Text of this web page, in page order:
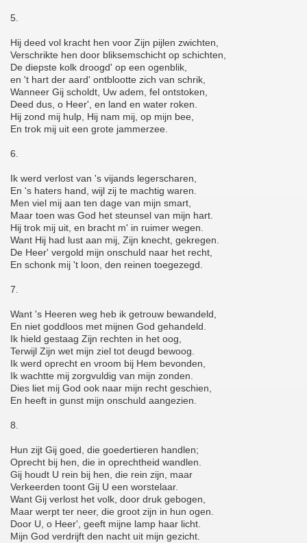
5.
Hij deed vol kracht hen voor Zijn pijlen zwichten,
Verschrikte hen door bliksemschicht op schichten,
De diepste kolk droogd' op een ogenblik,
en 't hart der aard' ontblootte zich van schrik,
Wanneer Gij scholdt, Uw adem, fel ontstoken,
Deed dus, o Heer', en land en water roken.
Hij zond mij hulp, Hij nam mij, op mijn bee,
En trok mij uit een grote jammerzee.
6.
Ik werd verlost van 's vijands legerscharen,
En 's haters hand, wijl zij te machtig waren.
Men viel mij aan ten dage van mijn smart,
Maar toen was God het steunsel van mijn hart.
Hij trok mij uit, en bracht m' in ruimer wegen.
Want Hij had lust aan mij, Zijn knecht, gekregen.
De Heer' vergold mijn onschuld naar het recht,
En schonk mij 't loon, den reinen toegezegd.
7.
Want 's Heeren weg heb ik getrouw bewandeld,
En niet goddloos met mijnen God gehandeld.
Ik hield gestaag Zijn rechten in het oog,
Terwijl Zijn wet mijn ziel tot deugd bewoog.
Ik werd oprecht en vroom bij Hem bevonden,
Ik wachtte mij zorgvuldig van mijn zonden.
Dies liet mij God ook naar mijn recht geschien,
En heeft in gunst mijn onschuld aangezien.
8.
Hun zijt Gij goed, die goedertieren handlen;
Oprecht bij hen, die in oprechtheid wandlen.
Gij houdt U rein bij hen, die rein zijn, maar
Verkeerden toont Gij U een worstelaar.
Want Gij verlost het volk, door druk gebogen,
Maar werpt ter neer, die groot zijn in hun ogen.
Door U, o Heer', geeft mijne lamp haar licht.
Mijn God verdrijft den nacht uit mijn gezicht.